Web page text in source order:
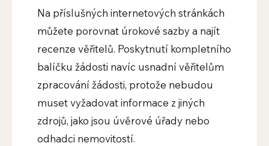
Na příslušných internetových stránkách
můžete porovnat úrokové sazby a najít
recenze věřitelů. Poskytnutí kompletního
balíčku žádosti navíc usnadní věřitelům
zpracování žádosti, protože nebudou
muset vyžadovat informace z jiných
zdrojů, jako jsou úvěrové úřady nebo
odhadci nemovitostí.